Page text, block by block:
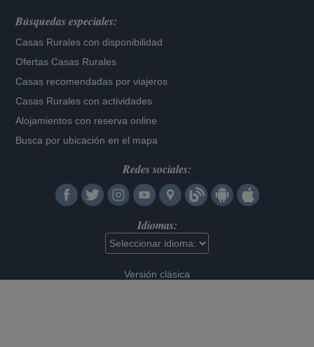
Búsquedas especiales:
Casas Rurales con disponibilidad
Ofertas Casas Rurales
Casas recomendadas por viajeros
Casas Rurales con actividades
Alojamientos con reserva online
Busca por ubicación en el mapa
Redes sociales:
Idiomas:
Versión clásica